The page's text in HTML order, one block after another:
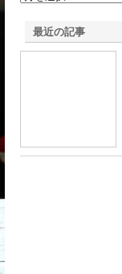
最近の記事